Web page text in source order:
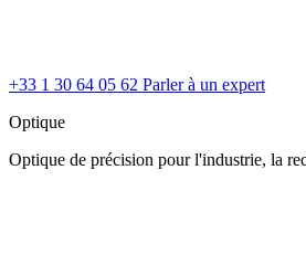
+33 1 30 64 05 62 Parler à un expert
Optique
Optique de précision pour l'industrie, la